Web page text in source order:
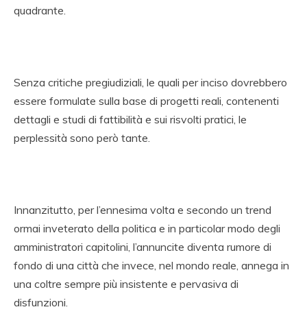
quadrante.
Senza critiche pregiudiziali, le quali per inciso dovrebbero
essere formulate sulla base di progetti reali, contenenti
dettagli e studi di fattibilità e sui risvolti pratici, le
perplessità sono però tante.
Innanzitutto, per l’ennesima volta e secondo un trend
ormai inveterato della politica e in particolar modo degli
amministratori capitolini, l’annuncite diventa rumore di
fondo di una città che invece, nel mondo reale, annega in
una coltre sempre più insistente e pervasiva di
disfunzioni.